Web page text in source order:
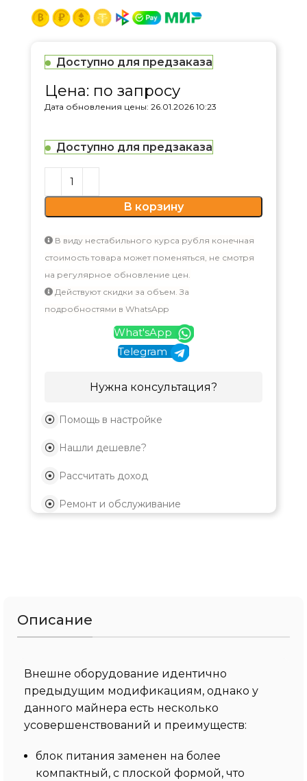
Доступно для предзаказа
Цена: по запросу
Дата обновления цены: 26.01.2026 10:23
Доступно для предзаказа
В корзину
В виду нестабильного курса рубля конечная
стоимость товара может поменяться, не смотря
на регулярное обновление цен.
Действуют скидки за объем. За
подробностями в WhatsApp
What'sApp
Telegram
Нужна консультация?
Помощь в настройке
Нашли дешевле?
Рассчитать доход
Ремонт и обслуживание
Описание
Внешне оборудование идентично
предыдущим модификациям, однако у
данного майнера есть несколько
усовершенствований и преимуществ:
блок питания заменен на более
компактный, с плоской формой, что